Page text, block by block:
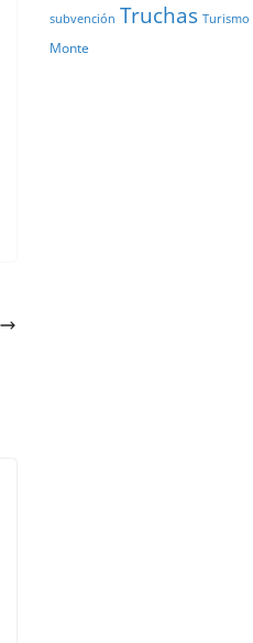
subvención Truchas Turismo
Monte